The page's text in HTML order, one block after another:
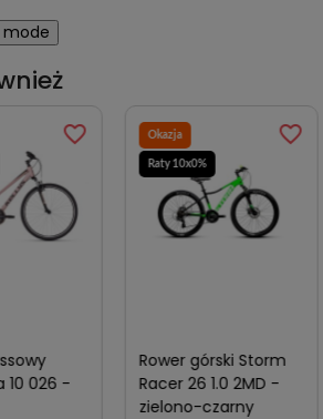
-
Okazja
Raty 10x0%
Rower górski Storm
Racer 26 1.0 2MD -
zielono-czarny